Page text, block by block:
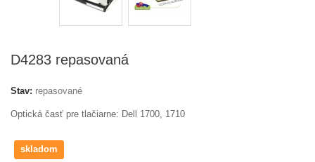
D4283 repasovaná
Stav: repasované
Optická časť pre tlačiarne: Dell 1700, 1710
skladom